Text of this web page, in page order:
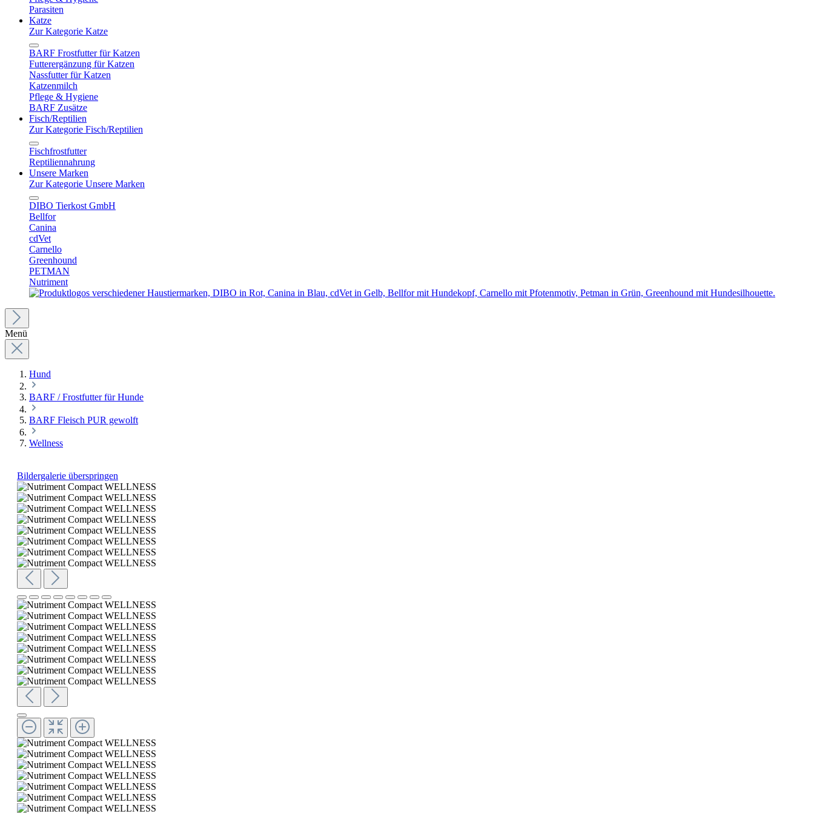
Parasiten
Katze
Zur Kategorie Katze
BARF Frostfutter für Katzen
Futterergänzung für Katzen
Nassfutter für Katzen
Katzenmilch
Pflege & Hygiene
BARF Zusätze
Fisch/Reptilien
Zur Kategorie Fisch/Reptilien
Fischfrostfutter
Reptiliennahrung
Unsere Marken
Zur Kategorie Unsere Marken
DIBO Tierkost GmbH
Bellfor
Canina
cdVet
Carnello
Greenhound
PETMAN
Nutriment
Menü
Hund
BARF / Frostfutter für Hunde
BARF Fleisch PUR gewolft
Wellness
Bildergalerie überspringen